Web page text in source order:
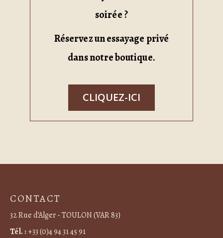
soirée ?
Réservez un essayage privé
dans notre boutique.
CLIQUEZ-ICI
CONTACT
32 Rue d’Alger - TOULON (VAR 83)
Tél. :+33 (0)4 94 31 45 91